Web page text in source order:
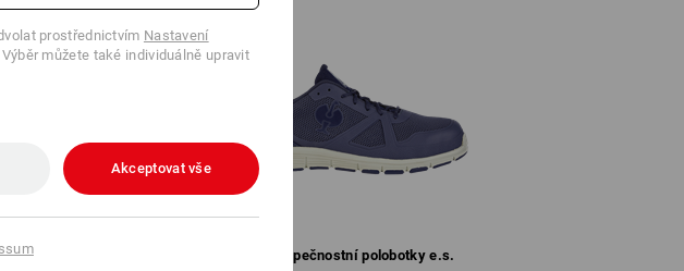
Bezpečnostní obuv Strauss.​
S1 Bezpečnostní polobotky e.s.
prostřednictvím Nastavení
můžete také individuálně upravit
Akceptovat vše